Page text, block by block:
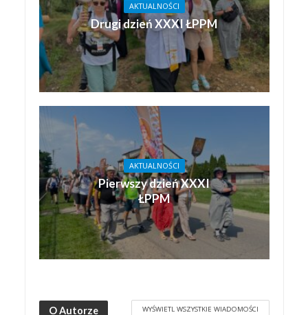
AKTUALNOŚCI
Drugi dzień XXXI ŁPPM
AKTUALNOŚCI
Pierwszy dzień XXXI
ŁPPM
O Autorze WYŚWIETL WSZYSTKIE WIADOMOŚCI